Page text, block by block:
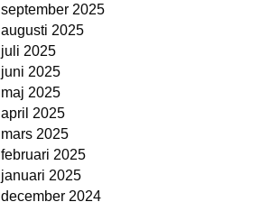
september 2025
augusti 2025
juli 2025
juni 2025
maj 2025
april 2025
mars 2025
februari 2025
januari 2025
december 2024